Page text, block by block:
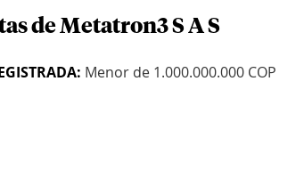
de Metatron3 S A S
Menor de 1.000.000.000 COP